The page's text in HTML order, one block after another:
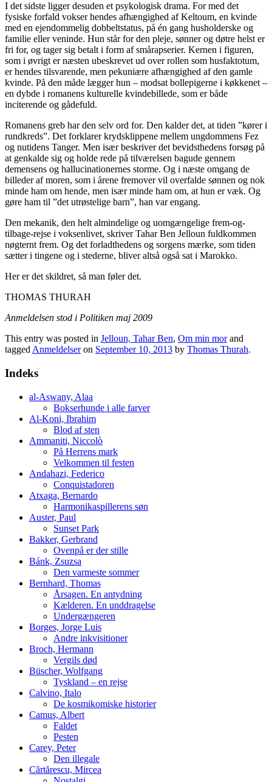
I det sidste ligger desuden et psykologisk drama. For med det
fysiske forfald vokser hendes afhængighed af Keltoum, en kvinde
med en ejendommelig dobbeltstatus, på én gang husholderske og
familie eller veninde. Hun står for den pleje, sønner og døtre helst er
fri for, og tager sig betalt i form af smårapserier. Kernen i figuren,
som i øvrigt er næsten ubeskrevet ud over rollen som husfaktotum,
er hendes tilsvarende, men pekuniære afhængighed af den gamle
kvinde. På den måde lægger hun – modsat bollepigerne i køkkenet –
en dybde i romanens kulturelle kvindebillede, som er både
inciterende og gådefuld.
Romanens greb har den selv ord for. Den kalder det, at tiden ”kører i
rundkreds”. Det forklarer krydsklippene mellem ungdommens Fez
og nutidens Tanger. Men især beskriver det bevidsthedens forsøg på
at genkalde sig og holde rede på tilværelsen bagude gennem
demensens og hallucinationernes storme. Og i næste omgang de
billeder af moren, som i årene fremover vil overfalde sønnen og nok
minde ham om hende, men især minde ham om, at hun er væk. Og
gøre ham til ”det utrøstelige barn”, han var engang.
Den mekanik, den helt almindelige og uomgængelige frem-og-
tilbage-rejse i voksenlivet, skriver Tahar Ben Jelloun fuldkommen
nøgternt frem. Og det forladthedens og sorgens mærke, som tiden
sætter i tingene og i stederne, bliver altså også sat i Marokko.
Her er det skildret, så man føler det.
THOMAS THURAH
Anmeldelsen stod i Politiken maj 2009
This entry was posted in Jelloun, Tahar Ben, Om min morand
tagged Anmeldelseron September 10, 2013 by Thomas Thurah.
Indeks
al-Aswany, Alaa
Bokserhunde i alle farver
Al-Koni, Ibrahim
Blod af sten
Ammaniti, Niccolò
På Herrens mark
Velkommen til festen
Andahazi, Federico
Conquistadoren
Atxaga, Bernardo
Harmonikaspillerens søn
Auster, Paul
Sunset Park
Bakker, Gerbrand
Ovenpå er der stille
Bánk, Zsuzsa
Den varmeste sommer
Bernhard, Thomas
Årsagen. En antydning
Kælderen. En unddragelse
Undergængeren
Borges, Jorge Luis
Andre inkvisitioner
Broch, Hermann
Vergils død
Büscher, Wolfgang
Tyskland – en rejse
Calvino, Italo
De kosmikomiske historier
Camus, Albert
Faldet
Pesten
Carey, Peter
Den illegale
Cărtărescu, Mircea